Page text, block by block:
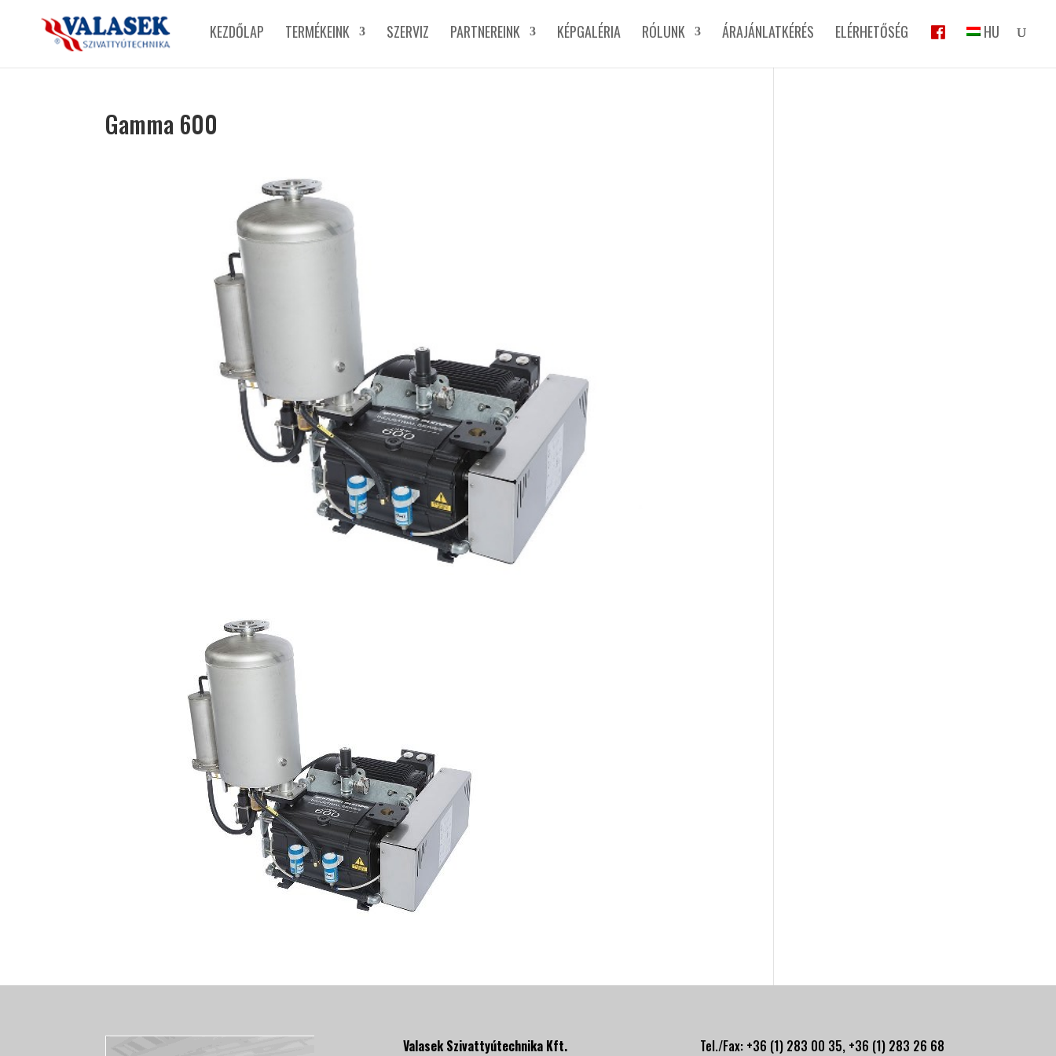
KEZDŐLAP TERMÉKEINK SZERVIZ PARTNEREINK KÉPGALÉRIA RÓLUNK ÁRAJÁNLATKÉRÉS ELÉRHETŐSÉG HU
Gamma 600
Valasek Szivattyútechnika Kft. Tel./Fax: +36 (1) 283 00 35, +36 (1) 283 26 68